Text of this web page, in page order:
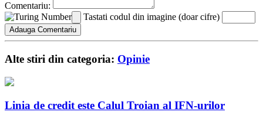
Comentariu:
Tastati codul din imagine (doar cifre)
Alte stiri din categoria: Opinie
Linia de credit este Calul Troian al IFN-urilor